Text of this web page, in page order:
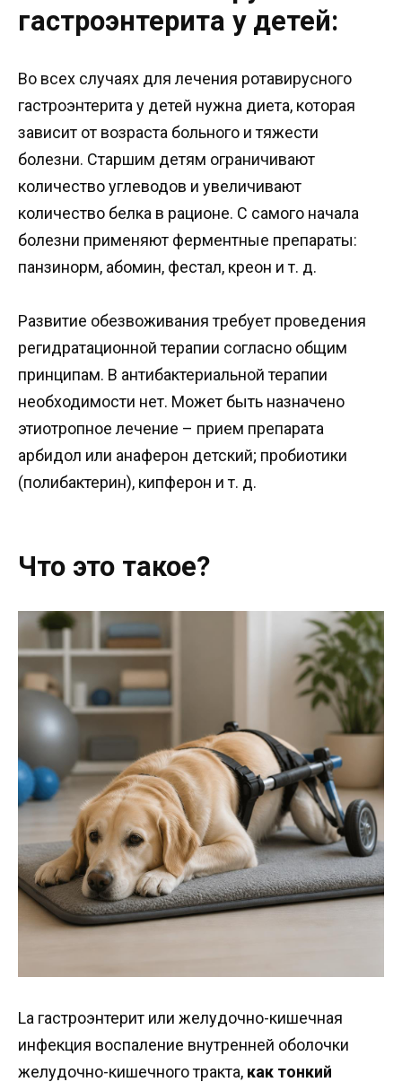
гастроэнтерита у детей:
Во всех случаях для лечения ротавирусного
гастроэнтерита у детей нужна диета, которая
зависит от возраста больного и тяжести
болезни. Старшим детям ограничивают
количество углеводов и увеличивают
количество белка в рационе. С самого начала
болезни применяют ферментные препараты:
панзинорм, абомин, фестал, креон и т. д.
Развитие обезвоживания требует проведения
регидратационной терапии согласно общим
принципам. В антибактериальной терапии
необходимости нет. Может быть назначено
этиотропное лечение – прием препарата
арбидол или анаферон детский; пробиотики
(полибактерин), кипферон и т. д.
Что это такое?
La гастроэнтерит или желудочно-кишечная
инфекция воспаление внутренней оболочки
желудочно-кишечного тракта, как тонкий